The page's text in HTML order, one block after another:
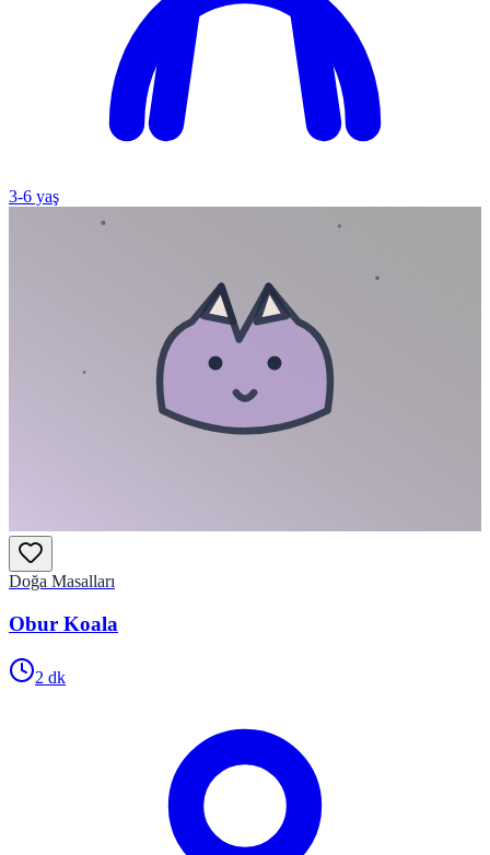
3-6 yaş
Doğa Masalları
Obur Koala
2 dk